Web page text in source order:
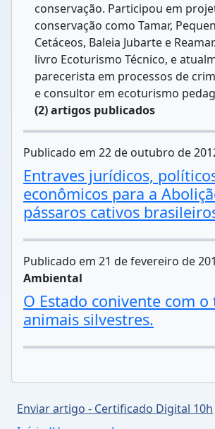
conservação. Participou em
conservação como Tamar,
Cetáceos, Baleia Jubarte e
livro Ecoturismo Técnico, e
parecerista em processos de
e consultor em ecoturismo
(2) artigos publicados
Publicado em 22 de outubro de
Entraves jurídicos,
econômicos para a
pássaros cativos
Publicado em 21 de fevereiro de
Ambiental
O Estado conivente com
animais silvestres.
Enviar artigo - Certificado Digital 10h